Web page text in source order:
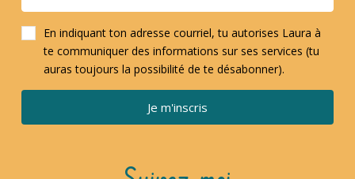
En indiquant ton adresse courriel, tu autorises Laura à
te communiquer des informations sur ses services (tu
auras toujours la possibilité de te désabonner).
Je m'inscris